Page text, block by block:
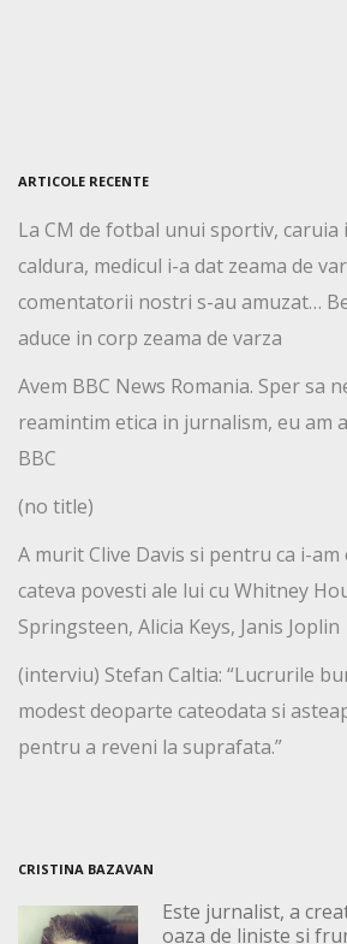
ARTICOLE RECENTE
La CM de fotbal unui sportiv, caruia
caldura, medicul i-a dat zeama de
comentatorii nostri s-au amuzat…
aduce in corp zeama de varza
Avem BBC News Romania. Sper sa
reamintim etica in jurnalism, eu am
BBC
(no title)
A murit Clive Davis si pentru ca i-
cateva povesti ale lui cu Whitney
Springsteen, Alicia Keys, Janis Joplin
(interviu) Stefan Caltia: “Lucrurile
modest deoparte cateodata si
pentru a reveni la suprafata.”
CRISTINA BAZAVAN
Este jurnalist, a
oaza de liniste si